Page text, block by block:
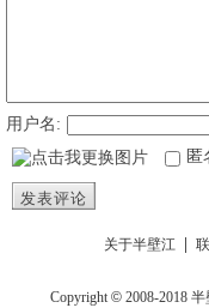
用户名:
匿
发表评论
关于半壁江
Copyright © 2008-2018半